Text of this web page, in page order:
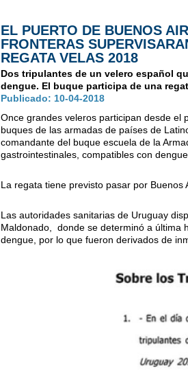
EL PUERTO DE BUENOS
FRONTERAS
REGATA VELAS 2018
Dos tripulantes de un velero español
dengue. El buque participa de una
Publicado: 10-04-2018
Once grandes veleros participan desde el
buques de las armadas de países de
comandante del buque escuela de la
gastrointestinales, compatibles con
La regata tiene previsto pasar por Buenos
Las autoridades sanitarias de Uruguay
Maldonado, donde se determinó a última
dengue, por lo que fueron derivados de